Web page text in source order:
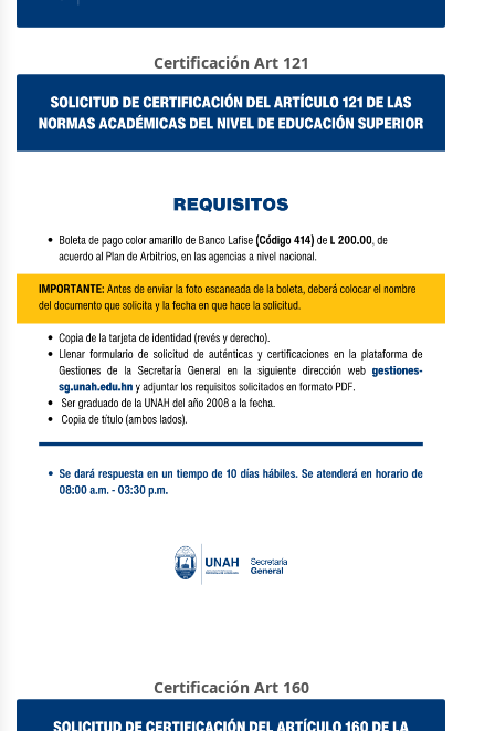
Certificación Art 121
Certificación Art 160